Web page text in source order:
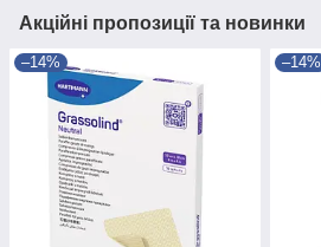
Акційні пропозиції та новинки
–14% –14%